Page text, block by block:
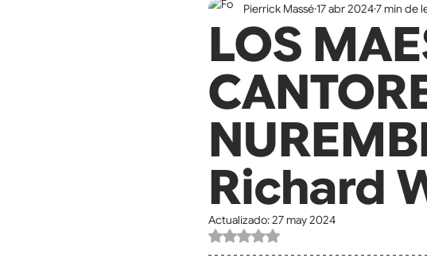
LOS
Richard
Pierrick Massé17 abr 20247 min de
Actualizado:27 may 2024
Obtuvo NaN de 5 estrellas.